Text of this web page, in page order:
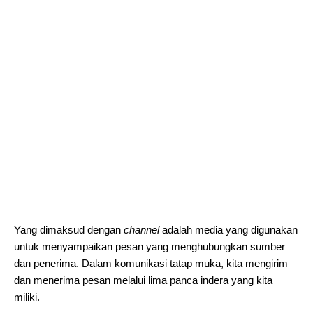
Yang dimaksud dengan channeladalah media yang digunakan
untuk menyampaikan pesan yang menghubungkan sumber
dan penerima. Dalam komunikasi tatap muka, kita mengirim
dan menerima pesan melalui lima panca indera yang kita
miliki.